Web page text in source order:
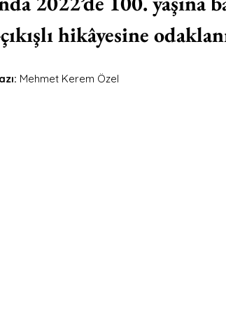
hikâyesine
Mehmet Kerem Özel